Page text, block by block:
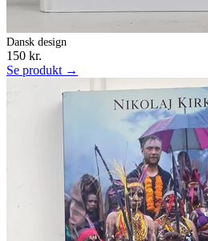
Dansk design
150 kr.
Se produkt →